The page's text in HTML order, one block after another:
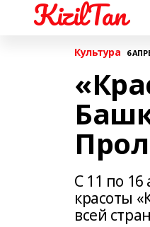
KizilTan
Культура 6
С 11 по
красоты
всей